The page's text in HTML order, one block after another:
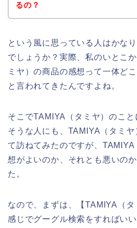
るの？
という風に思っている人はかな
でしょうか？実際、私のいとこ
ミヤ）の商品の感想って一体ど
と言われてきたんですよね。
そこでTAMIYA（タミヤ）のこ
そうな人にも、TAMIYA（タミ
て訪ねてみたのですが、
想がよいのか、それとも悪いの
た。
なので、まずは、【TAMIYA（
感じでグーグル検索をすればい